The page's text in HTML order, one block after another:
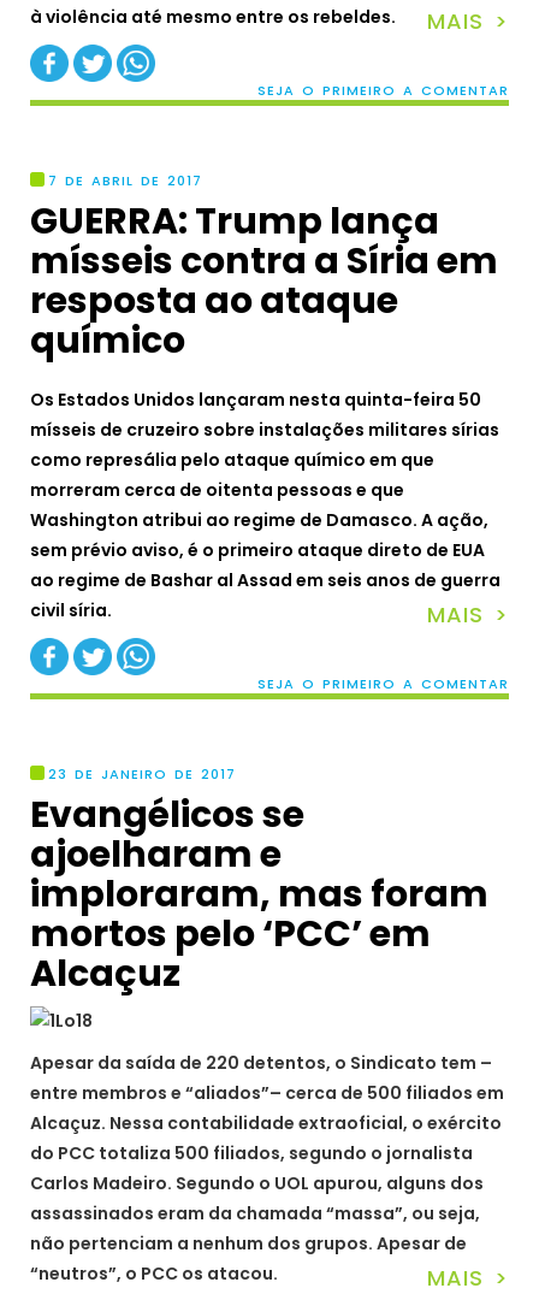
à violência até mesmo entre os rebeldes.
MAIS >
SEJA O PRIMEIRO A COMENTAR
7 DE ABRIL DE 2017
GUERRA: Trump lança
mísseis contra a Síria em
resposta ao ataque
químico
Os Estados Unidos lançaram nesta quinta-feira 50
mísseis de cruzeiro sobre instalações militares sírias
como represália pelo ataque químico em que
morreram cerca de oitenta pessoas e que
Washington atribui ao regime de Damasco. A ação,
sem prévio aviso, é o primeiro ataque direto de EUA
ao regime de Bashar al Assad em seis anos de guerra
civil síria.
MAIS >
SEJA O PRIMEIRO A COMENTAR
23 DE JANEIRO DE 2017
Evangélicos se
ajoelharam e
imploraram, mas foram
mortos pelo ‘PCC’ em
Alcaçuz
Apesar da saída de 220 detentos, o Sindicato tem –
entre membros e “aliados”– cerca de 500 filiados em
Alcaçuz. Nessa contabilidade extraoficial, o exército
do PCC totaliza 500 filiados, segundo o jornalista
Carlos Madeiro. Segundo o UOL apurou, alguns dos
assassinados eram da chamada “massa”, ou seja,
não pertenciam a nenhum dos grupos. Apesar de
“neutros”, o PCC os atacou.
MAIS >